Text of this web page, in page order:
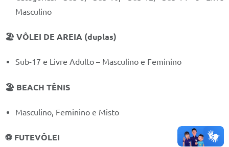
Masculino
🏖️ VÔLEI DE AREIA (duplas)
Sub-17 e Livre Adulto – Masculino e Feminino
🏖️ BEACH TÊNIS
Masculino, Feminino e Misto
⚽ FUTEVÔLEI